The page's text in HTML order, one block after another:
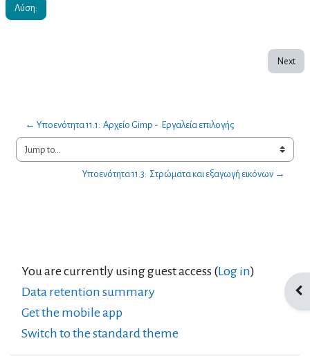
Λύση:
Next
← Υποενότητα 11.1:  Αρχείο Gimp -  Εργαλεία επιλογής
Jump to...
Υποενότητα 11.3:  Στρώματα και εξαγωγή εικόνων →
You are currently using guest access (Log in)
Data retention summary
Get the mobile app
Switch to the standard theme